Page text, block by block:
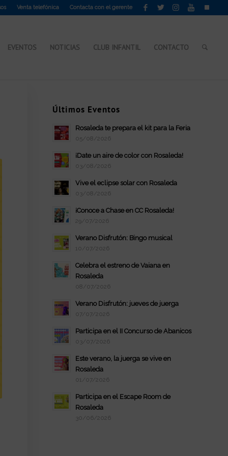
Venta telefónica Contacta con el gerente
EVENTOS NOTICIAS CLUB INFANTIL CONTACTO
Últimos Eventos
Rosaleda te prepara el kit para la Feria
05/08/2026
¡Date un aire de color con Rosaleda!
03/08/2026
Vive el eclipse solar con Rosaleda
03/08/2026
¡Conoce a Chase en CC Rosaleda!
29/07/2026
Verano Disfrutón: Bingo musical
10/07/2026
Celebra el estreno de Vaiana en
Rosaleda
08/07/2026
Verano Disfrutón: jueves de juerga
07/07/2026
Participa en el II Concurso de Abanicos
03/07/2026
Este verano, la juerga se vive en
Rosaleda
01/07/2026
Participa en el Escape Room de
Rosaleda
30/06/2026